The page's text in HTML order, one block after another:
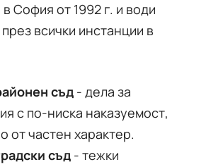
София от 1992 г. и води
всички инстанции в
съд - дела за
с по-ниска наказуемост,
от частен характер.
съд - тежки